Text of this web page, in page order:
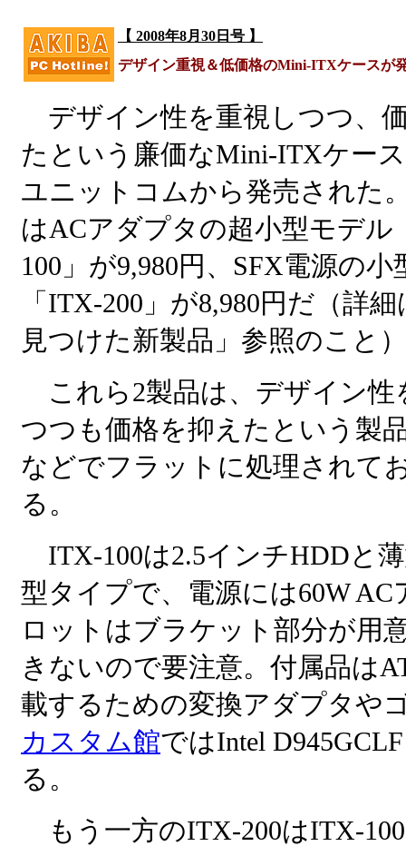
【 2008年8月30日号 】
デザイン重視＆低価格のMini-ITXケースが
デザイン性を重視しつつ、
たという廉価なMini-ITXケー
ユニットコムから発売された
はACアダプタの超小型モデル
100」が9,980円、SFX電源の
「ITX-200」が8,980円だ（詳
見つけた新製品」参照のこと
これら2製品は、デザイン性
つつも価格を抑えたという製
などでフラットに処理されて
る。
ITX-100は2.5インチHDDと
型タイプで、電源には60W
ロットはブラケット部分が用
きないので要注意。付属品は
載するための変換アダプタや
カスタム館ではIntel
る。
もう一方のITX-200はITX-